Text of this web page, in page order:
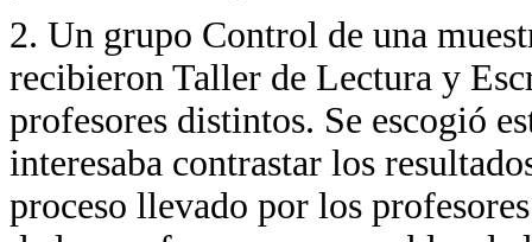
2. Un grupo Control de una
recibieron Taller de Lectura y
profesores distintos. Se escogió
interesaba contrastar los
proceso llevado por los